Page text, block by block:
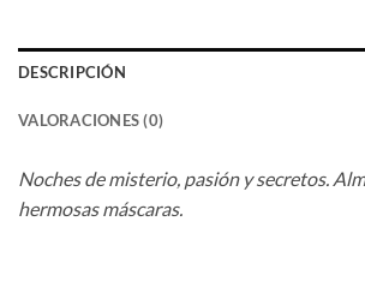
DESCRIPCIÓN
VALORACIONES (0)
Noches de misterio, pasión y secretos.
hermosas máscaras.